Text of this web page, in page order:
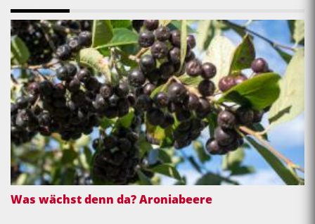
Was wächst denn da? Aroniabeere